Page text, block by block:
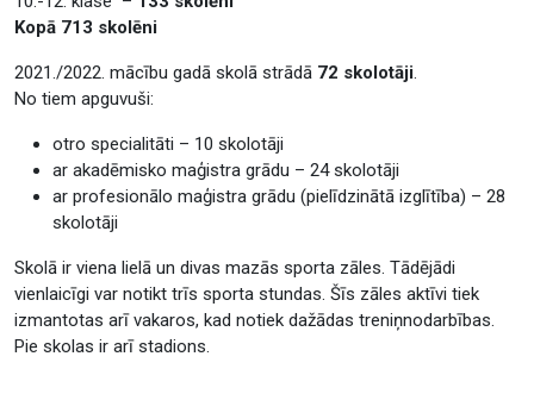
Kopā 713 skolēni
2021./2022. mācību gadā skolā strādā 72 skolotāji.
No tiem apguvuši:
otro specialitāti – 10 skolotāji
ar akadēmisko maģistra grādu – 24 skolotāji
ar profesionālo maģistra grādu (pielīdzinātā izglītība) – 28
skolotāji
Skolā ir viena lielā un divas mazās sporta zāles. Tādējādi
vienlaicīgi var notikt trīs sporta stundas. Šīs zāles aktīvi tiek
izmantotas arī vakaros, kad notiek dažādas treniņnodarbības.
Pie skolas ir arī stadions.